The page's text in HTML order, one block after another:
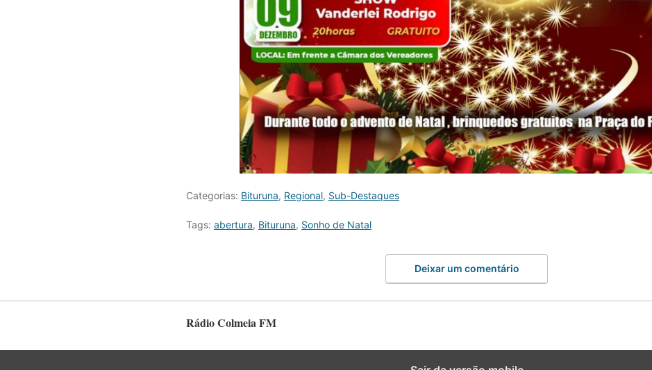
Categorias: Bituruna, Regional, Sub-Destaques
Tags: abertura, Bituruna, Sonho de Natal
Deixar um comentário
Rádio Colmeia FM